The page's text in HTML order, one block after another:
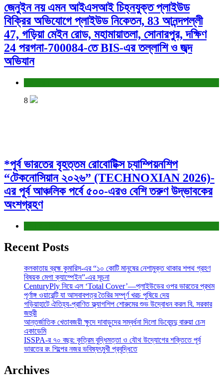
জেনুইন নয় এমন আইএসআই চিহ্নযুক্ত প্লাইউড
বিক্রির অভিযোগে প্লাইউড নিকেতন, 83 আনন্দপল্লী
47, গড়িয়া মেইন রোড, মহামায়াতলা, সোনারপুর, দক্ষিণ
24 পরগনা-700084-তে BIS-এর তল্লাশি ও জব্দ
অভিযান
8
*পূর্ব ভারতের বৃহত্তম রোবোটিক্স চ্যাম্পিয়নশিপ
“টেকনোসিয়ান ২০২৬” (TECHNOXIAN 2026)-
এর পূর্ব আঞ্চলিক পর্বে ৫০০-এরও বেশি তরুণ উদ্ভাবকের
অংশগ্রহণ
Recent Posts
কলকাতায় ব্রহ্ম কুমারিস-এর “১০ কোটি মানুষের নেশামুক্ত থাকার শপথ গ্রহণ
বিষয়ক মেগা ক্যাম্পেইন”-এর সূচনা
CenturyPly নিয়ে এল ‘Total Cover’—প্লাইউডের ওপর ভারতের প্রথম
পূর্ণাঙ্গ ওয়ারেন্টি যা আসবাবপত্র তৈরির সম্পূর্ণ খরচ পুষিয়ে দেয়
গড়িয়াহাটে ঐতিহ্য-প্রাণিত ফ্ল্যাগশিপ শোরুমের শুভ উদ্বোধন করল বি. সরকার
জহুরী
আন্তর্জাতিক খেতাবজয়ী ক্ষুদে দাবাড়ুদের সম্বর্ধনা দিলো ডিব্যেন্দু বারুয়া চেস
একাডেমি
ISSPA-র ৭০ বছর: কৃত্রিম বুদ্ধিমত্তা ও যৌথ উদ্যোগের শক্তিতে পূর্ব
ভারতের রং শিল্পের নজর ভবিষ্যৎমুখী প্রবৃদ্ধিতে
Archives